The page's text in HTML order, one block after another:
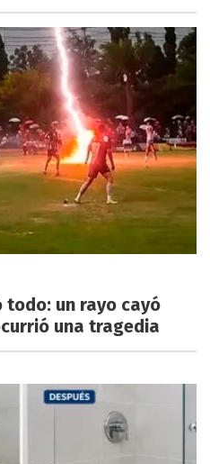
un rayo cayó
una tragedia